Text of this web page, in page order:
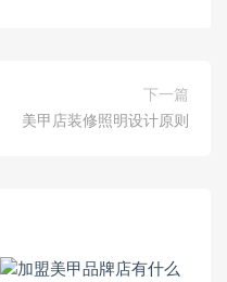
下一篇
美甲店装修照明设计原则